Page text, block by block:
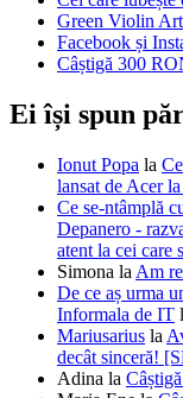
Green Violin
Facebook și
Câștigă 300
Ei își spun
Ionut Popa la
lansat de Acer
Ce se-ntâmplă
Depanero -
atent la cei care
Simona la Am
De ce aș urma
Informala de IT
Mariusarius la
decât sinceră!
Adina la